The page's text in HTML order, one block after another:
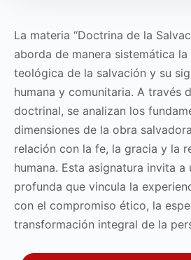
La materia “Doctrina de la
aborda de manera sistemática
teológica de la salvación y su
humana y comunitaria. A través
doctrinal, se analizan los
dimensiones de la obra
relación con la fe, la gracia y la
humana. Esta asignatura invita a
profunda que vincula la
con el compromiso ético, la
transformación integral de la